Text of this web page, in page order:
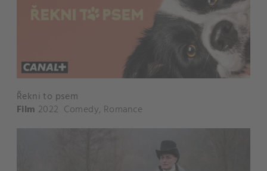
Řekni to psem
Film 2022 Comedy, Romance